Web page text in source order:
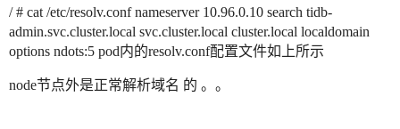
/ # cat /etc/resolv.conf nameserver 10.96.0.10 search tidb-
admin.svc.cluster.local svc.cluster.local cluster.local localdomain
options ndots:5 pod内的resolv.conf配置文件如上所示
node节点外是正常解析域名 的 。。